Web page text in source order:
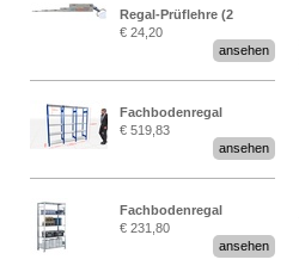
Regal-Prüflehre (2
Stück)
€ 24,20
ansehen
Fachbodenregal
Stecksystem MultiPlus
2,25 Meter breit
€ 519,83
ansehen
Fachbodenregal
Stecksystem MultiPlus
€ 231,80
ansehen